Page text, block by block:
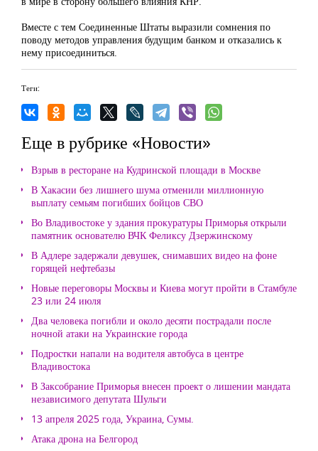
Вместе с тем Соединенные Штаты выразили сомнения по
поводу методов управления будущим банком и отказались к
нему присоединиться.
Теги:
Еще в рубрике «Новости»
Взрыв в ресторане на Кудринской площади в Москве
В Хакасии без лишнего шума отменили миллионную
выплату семьям погибших бойцов СВО
Во Владивостоке у здания прокуратуры Приморья открыли
памятник основателю ВЧК Феликсу Дзержинскому
В Адлере задержали девушек, снимавших видео на фоне
горящей нефтебазы
Новые переговоры Москвы и Киева могут пройти в Стамбуле
23 или 24 июля
Два человека погибли и около десяти пострадали после
ночной атаки на Украинские города
Подростки напали на водителя автобуса в центре
Владивостока
В Заксобрание Приморья внесен проект о лишении мандата
независимого депутата Шульги
13 апреля 2025 года, Украина, Сумы.
Атака дрона на Белгород